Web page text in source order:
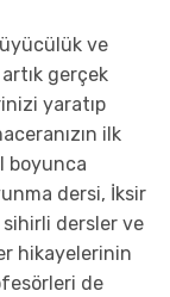
ve
gerçek
yaratıp
ilk
boyunca
dersi, İksir
dersler ve
hikayelerinin
de